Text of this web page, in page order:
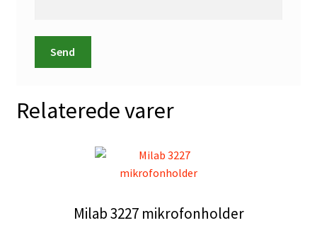
Relaterede varer
Milab 3227 mikrofonholder